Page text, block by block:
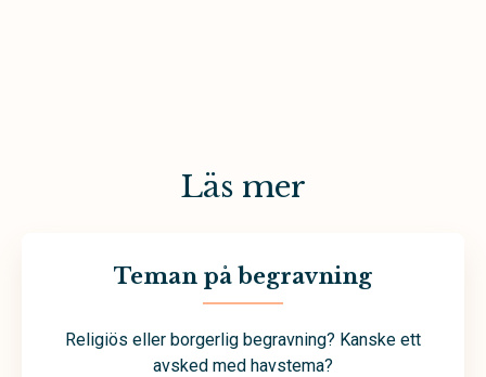
Läs mer
Teman på begravning
Religiös eller borgerlig begravning? Kanske ett
avsked med havstema?